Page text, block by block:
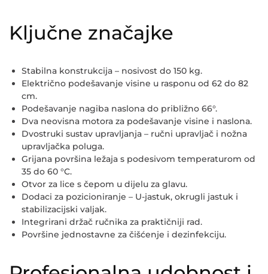
Ključne značajke
Stabilna konstrukcija – nosivost do 150 kg.
Električno podešavanje visine u rasponu od 62 do 82
cm.
Podešavanje nagiba naslona do približno 66°.
Dva neovisna motora za podešavanje visine i naslona.
Dvostruki sustav upravljanja – ručni upravljač i nožna
upravljačka poluga.
Grijana površina ležaja s podesivom temperaturom od
35 do 60 °C.
Otvor za lice s čepom u dijelu za glavu.
Dodaci za pozicioniranje – U-jastuk, okrugli jastuk i
stabilizacijski valjak.
Integrirani držač ručnika za praktičniji rad.
Površine jednostavne za čišćenje i dezinfekciju.